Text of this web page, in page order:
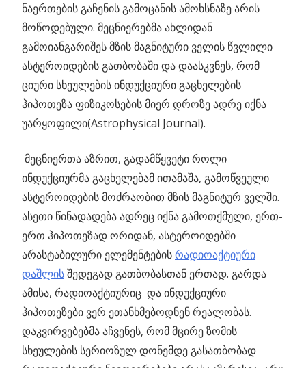
ნაერთების გაჩენის გამოცანის ამოხსნაზე არის
მოწოდებული. მეცნიერებმა ახლიდან
გამოიანგარიშეს მზის მაგნიტური ველის წვლილი
ასტეროიდების გათბობაში და დაასკვნეს, რომ
ციური სხეულების ინდუქციური გაცხელების
ჰიპოთეზა ფიზიკოსების მიერ დროზე ადრე იქნა
უარყოფილი(Astrophysical Journal).
მეცნიერთა აზრით, გადამწყვეტი როლი
ინდუქციურმა გაცხელებამ ითამაშა, გამოწვეული
ასტეროიდების მოძრაობით მზის მაგნიტურ ველში.
ასეთი წინადადება ადრეც იქნა გამოთქმული, ერთ-
ერთ ჰიპოთეზად ორიდან, ასტეროიდებში
არასტაბილური ელემენტებისრადიოაქტიური
დაშლისშედეგად გათბობასთან ერთად. გარდა
ამისა, რადიოაქტიურიც და ინდუქციური
ჰიპოთეზები ვერ ეთანხმებოდნენ რეალობას.
დაკვირვებებმა აჩვენეს, რომ მცირე ზომის
სხეულების სერიოზულ დონემდე გასათბობად